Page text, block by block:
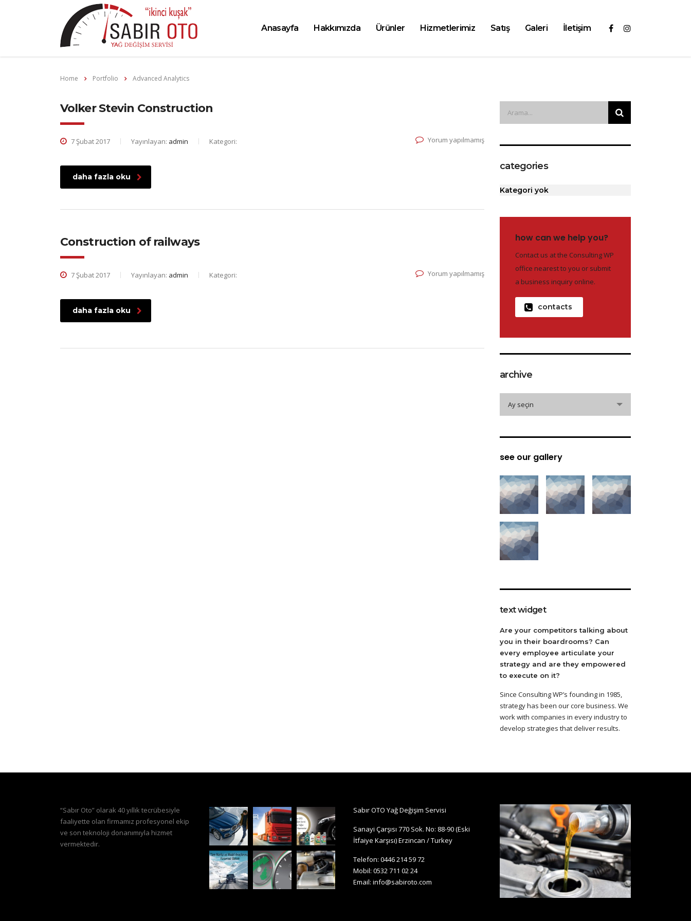
Anasayfa Hakkımızda Ürünler Hizmetlerimiz Satış Galeri İletişim
Home Portfolio Advanced Analytics
Volker Stevin Construction
7 Şubat 2017 Yayınlayan: admin Kategori: Yorum yapılmamış
daha fazla oku
Construction of railways
7 Şubat 2017 Yayınlayan: admin Kategori: Yorum yapılmamış
daha fazla oku
categories
Kategori yok
how can we help you?
Contact us at the Consulting WP
office nearest to you or submit
a business inquiry online.
contacts
archive
Ay seçin
see our gallery
text widget
Are your competitors talking about
you in their boardrooms? Can
every employee articulate your
strategy and are they empowered
to execute on it?
Since Consulting WP’s founding in 1985,
strategy has been our core business. We
work with companies in every industry to
develop strategies that deliver results.
“Sabır Oto” olarak 40 yıllık tecrübesiyle
faaliyette olan firmamız profesyonel ekip
ve son teknoloji donanımıyla hizmet
vermektedir.
Sabır OTO Yağ Değişim Servisi
Sanayi Çarşısı 770 Sok. No: 88-90 (Eski
İtfaiye Karşısı) Erzincan / Turkey
Telefon: 0446 214 59 72
Mobil: 0532 711 02 24
Email: info@sabiroto.com